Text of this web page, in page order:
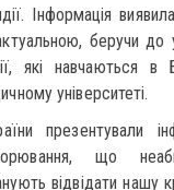
Інформація
беручи до
які навчаються в
університеті.
презентували
що
відвідати нашу